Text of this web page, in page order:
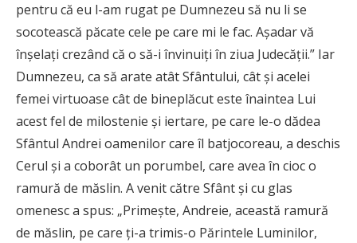
pentru că eu l-am rugat pe Dumnezeu să nu li se
socotească păcate cele pe care mi le fac. Așadar vă
înșelați crezând că o să-i învinuiți în ziua Judecății.” Iar
Dumnezeu, ca să arate atât Sfântului, cât și acelei
femei virtuoase cât de bineplăcut este înaintea Lui
acest fel de milostenie și iertare, pe care le-o dădea
Sfântul Andrei oamenilor care îl batjocoreau, a deschis
Cerul și a coborât un porumbel, care avea în cioc o
ramură de măslin. A venit către Sfânt și cu glas
omenesc a spus: „Primește, Andreie, această ramură
de măslin, pe care ți-a trimis-o Părintele Luminilor,